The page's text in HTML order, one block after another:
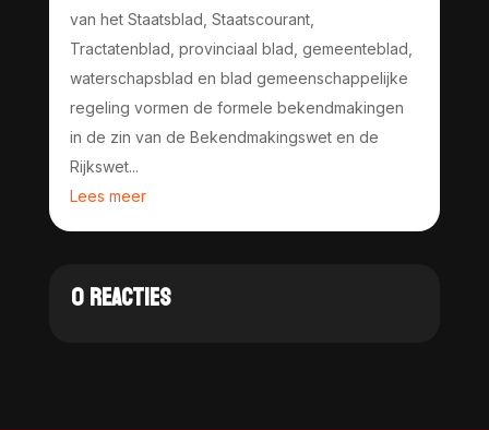
van het Staatsblad, Staatscourant,
Tractatenblad, provinciaal blad, gemeenteblad,
waterschapsblad en blad gemeenschappelijke
regeling vormen de formele bekendmakingen
in de zin van de Bekendmakingswet en de
Rijkswet...
Lees meer
0 REACTIES